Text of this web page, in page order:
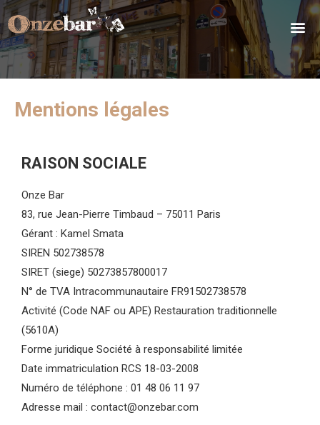
Mentions légales
RAISON SOCIALE
Onze Bar
83, rue Jean-Pierre Timbaud – 75011 Paris
Gérant : Kamel Smata
SIREN 502738578
SIRET (siege) 50273857800017
N° de TVA Intracommunautaire FR91502738578
Activité (Code NAF ou APE) Restauration traditionnelle
(5610A)
Forme juridique Société à responsabilité limitée
Date immatriculation RCS 18-03-2008
Numéro de téléphone : 01 48 06 11 97
Adresse mail : contact@onzebar.com